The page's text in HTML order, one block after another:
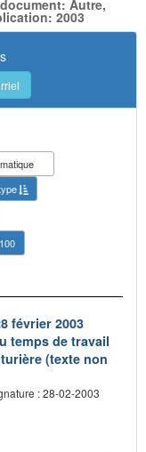
Autre,
2003
100
février 2003
temps de travail
(texte non
: 28-02-2003